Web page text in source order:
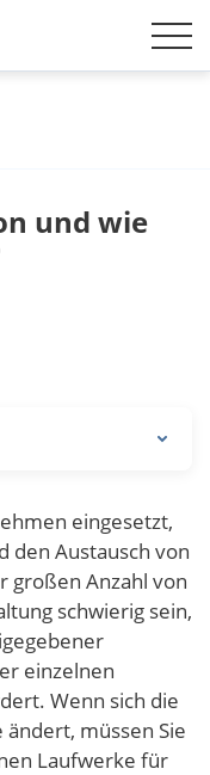
und wie
eingesetzt,
den Austausch von
großen Anzahl von
schwierig sein,
einzelnen
Wenn sich die
müssen Sie
Laufwerke für